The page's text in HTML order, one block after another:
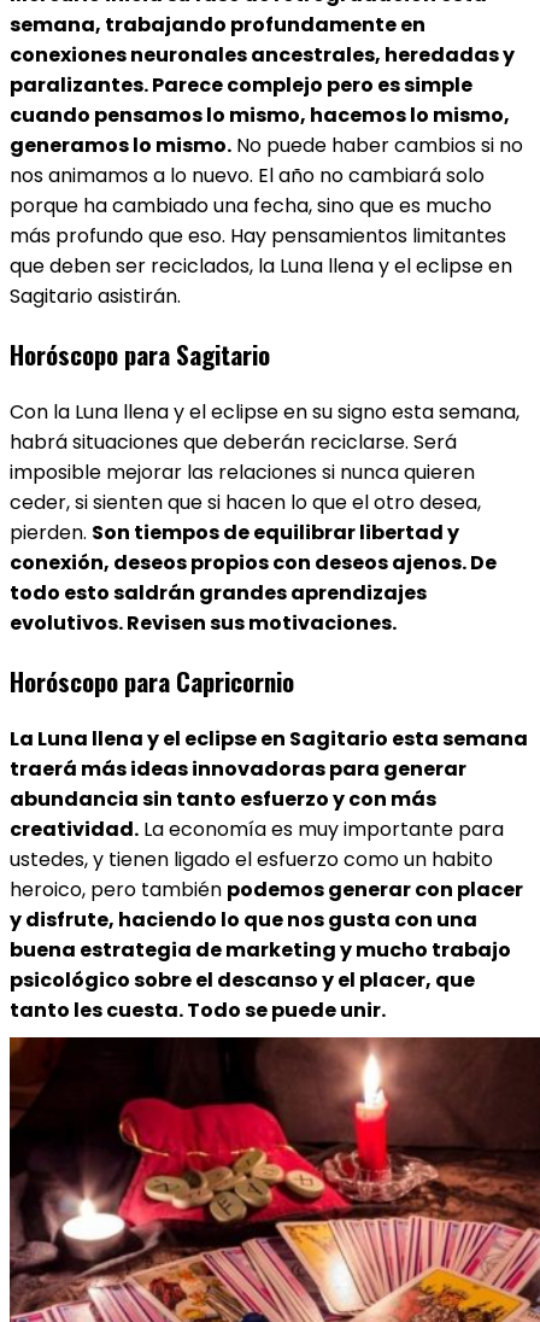
semana, trabajando profundamente en
conexiones neuronales ancestrales, heredadas y
paralizantes. Parece complejo pero es simple
cuando pensamos lo mismo, hacemos lo mismo,
generamos lo mismo. No puede haber cambios si no
nos animamos a lo nuevo. El año no cambiará solo
porque ha cambiado una fecha, sino que es mucho
más profundo que eso. Hay pensamientos limitantes
que deben ser reciclados, la Luna llena y el eclipse en
Sagitario asistirán.
Horóscopo para Sagitario
Con la Luna llena y el eclipse en su signo esta semana,
habrá situaciones que deberán reciclarse. Será
imposible mejorar las relaciones si nunca quieren
ceder, si sienten que si hacen lo que el otro desea,
pierden. Son tiempos de equilibrar libertad y
conexión, deseos propios con deseos ajenos. De
todo esto saldrán grandes aprendizajes
evolutivos. Revisen sus motivaciones.
Horóscopo para Capricornio
La Luna llena y el eclipse en Sagitario esta semana
traerá más ideas innovadoras para generar
abundancia sin tanto esfuerzo y con más
creatividad. La economía es muy importante para
ustedes, y tienen ligado el esfuerzo como un habito
heroico, pero también podemos generar con placer
y disfrute, haciendo lo que nos gusta con una
buena estrategia de marketing y mucho trabajo
psicológico sobre el descanso y el placer, que
tanto les cuesta. Todo se puede unir.